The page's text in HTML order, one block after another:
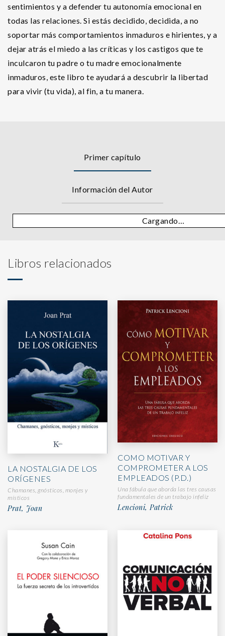
sentimientos y a defender tu autonomía emocional en
todas las relaciones. Si estás decidido, decidida, a no
soportar más comportamientos inmaduros e hirientes, y a
dejar atrás el miedo a las críticas y los castigos que te
inculcaron tu padre o tu madre emocionalmente
inmaduros, este libro te ayudará a descubrir la libertad
para vivir (tu vida), al fin, a tu manera.
Primer capítulo
Información del Autor
Cargando…
Libros relacionados
LA NOSTALGIA DE LOS
ORÍGENES
Chamanes, gnósticos, monjes y
místicos
Prat, Joan
COMO MOTIVAR Y
COMPROMETER A LOS
EMPLEADOS (P.D.)
Una fábula que aborda las tres causas
fundamentales de un trabajo infeliz
Lencioni, Patrick